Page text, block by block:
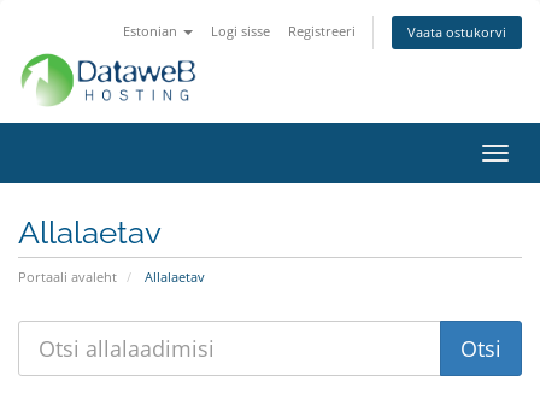
Estonian Logi sisse Registreeri Vaata ostukorvi
Allalaetav
Portaali avaleht Allalaetav